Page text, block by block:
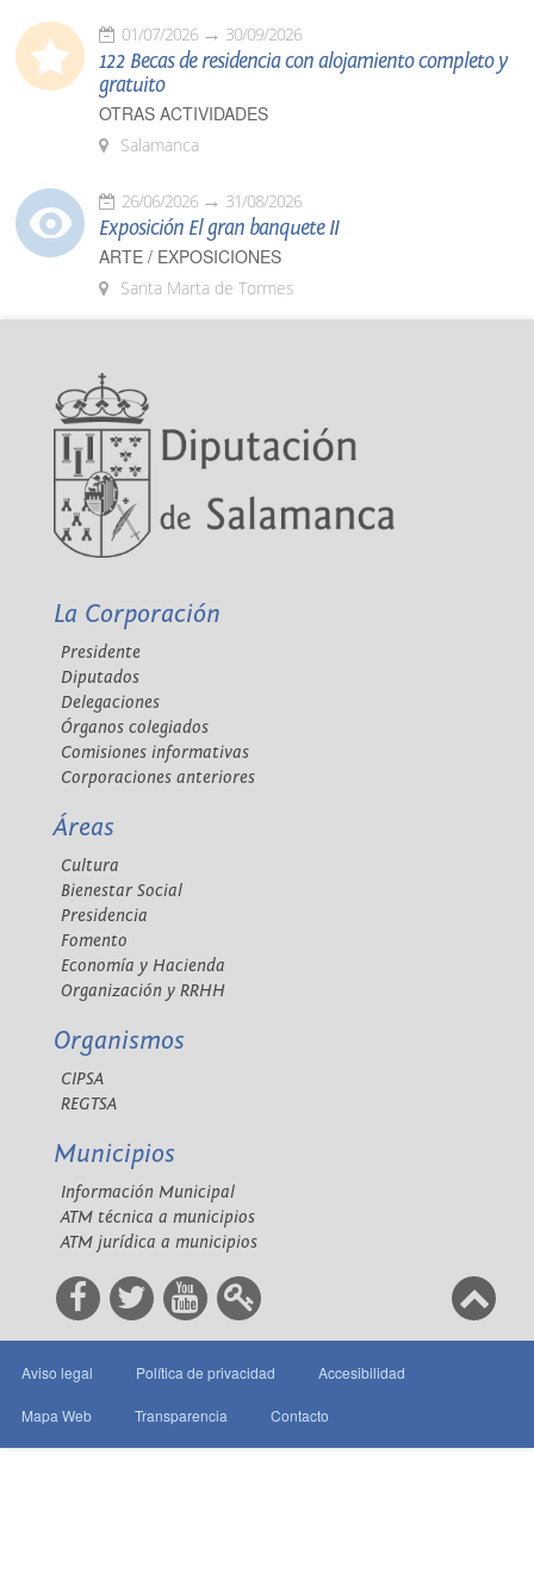
01/07/2026 30/09/2026
122 Becas de residencia con alojamiento completo y
gratuito
OTRAS ACTIVIDADES
Salamanca
26/06/2026 31/08/2026
Exposición El gran banquete II
ARTE / EXPOSICIONES
Santa Marta de Tormes
La Corporación
Presidente
Diputados
Delegaciones
Órganos colegiados
Comisiones informativas
Corporaciones anteriores
Áreas
Cultura
Bienestar Social
Presidencia
Fomento
Economía y Hacienda
Organización y RRHH
Organismos
CIPSA
REGTSA
Municipios
Información Municipal
ATM técnica a municipios
ATM jurídica a municipios
Aviso legal Política de privacidad Accesibilidad
Mapa Web Transparencia Contacto